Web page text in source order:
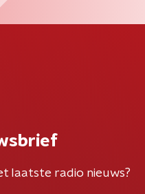
laatste radio nieuws?